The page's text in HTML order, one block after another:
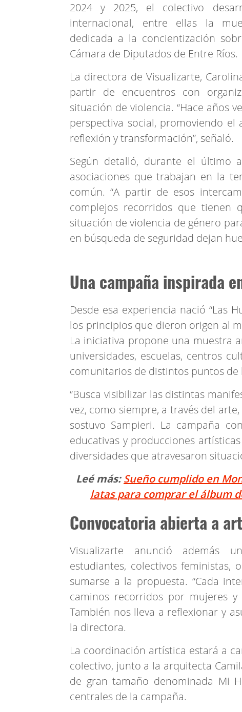
2024 y 2025, el colectivo
internacional, entre ellas la
dedicada a la concientización
Cámara de Diputados de Entre Ríos.
La directora de Visualizarte,
partir de encuentros con
situación de violencia. “Hace años
perspectiva social, promoviendo
reflexión y transformación”, señaló.
Según detalló, durante el último
asociaciones que trabajan en la
común. “A partir de esos
complejos recorridos que tienen
situación de violencia de género
en búsqueda de seguridad dejan
Una campaña inspirada
Desde esa experiencia nació “Las
los principios que dieron origen al
La iniciativa propone una muestra
universidades, escuelas, centros
comunitarios de distintos puntos de
“Busca visibilizar las distintas
vez, como siempre, a través del
sostuvo Sampieri. La campaña
educativas y producciones
diversidades que atravesaron
Leé más:Sueño cumplido en
latas para comprar el álbum
Convocatoria abierta a
Visualizarte anunció además
estudiantes, colectivos feministas,
sumarse a la propuesta. “Cada
caminos recorridos por mujeres
También nos lleva a reflexionar y
la directora.
La coordinación artística estará a
colectivo, junto a la arquitecta
de gran tamaño denominada Mi
centrales de la campaña.